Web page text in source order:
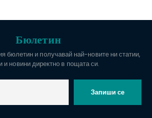
Бюлетин
бюлетин и получавай най-новите ни статии,
и новини директно в пощата си.